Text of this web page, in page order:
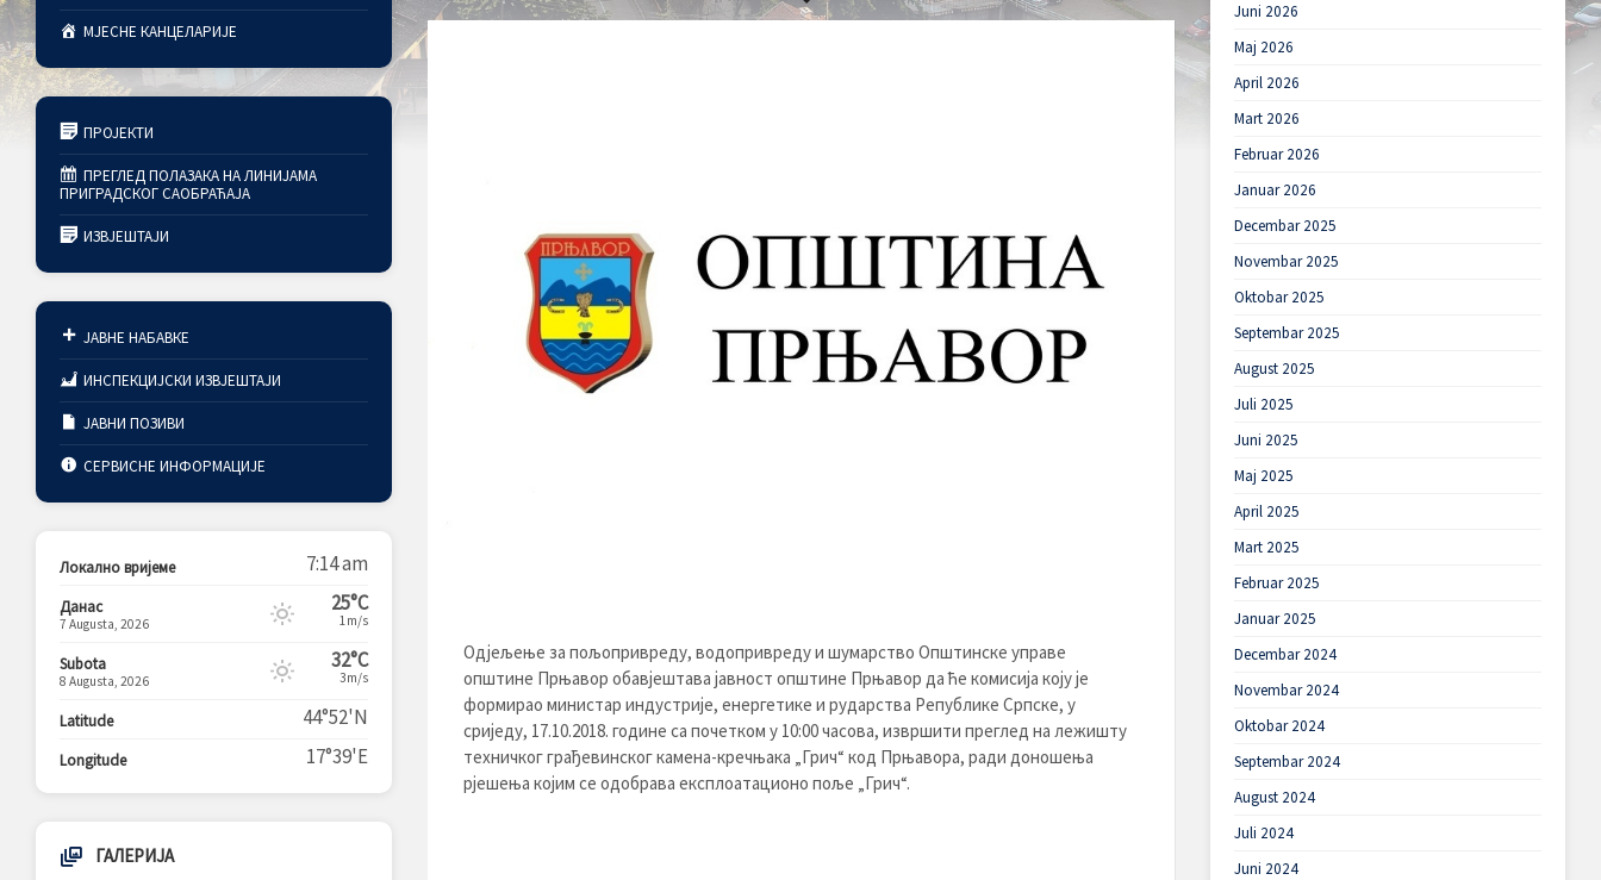
Одјељење за пољопривреду, водопривреду и шумарство Општинске управе
општине Прњавор обавјештава јавност oпштине Прњавор да ће комисија коју је
формирао министар индустрије, енергетике и рударства Републике Српске, у
сриједу, 17.10.2018. године са почетком у 10:00 часова, извршити преглед на лежишту
техничког грађевинског камена-кречњака „Грич“ код Прњавора, ради доношења
рјешења којим се одобрава експлоатационо поље „Грич“.
МЈЕСНЕ КАНЦЕЛАРИЈЕ
ПРОЈЕКТИ
ПРЕГЛЕД ПОЛАЗАКА НА ЛИНИЈАМА
ПРИГРАДСКОГ САОБРАЋАЈА
ИЗВЈЕШТАЈИ
ЈАВНЕ НАБАВКЕ
ИНСПЕКЦИЈСКИ ИЗВЈЕШТАЈИ
ЈАВНИ ПОЗИВИ
СЕРВИСНЕ ИНФОРМАЦИЈЕ
Локално вријеме 7:14 am
Данас
7 Augusta, 2026
25°C
1m/s
Subota
8 Augusta, 2026
32°C
3m/s
Latitude 44°52'N
Longitude 17°39'E
ГАЛЕРИЈА
Juni 2026
Maj 2026
April 2026
Mart 2026
Februar 2026
Januar 2026
Decembar 2025
Novembar 2025
Oktobar 2025
Septembar 2025
August 2025
Juli 2025
Juni 2025
Maj 2025
April 2025
Mart 2025
Februar 2025
Januar 2025
Decembar 2024
Novembar 2024
Oktobar 2024
Septembar 2024
August 2024
Juli 2024
Juni 2024